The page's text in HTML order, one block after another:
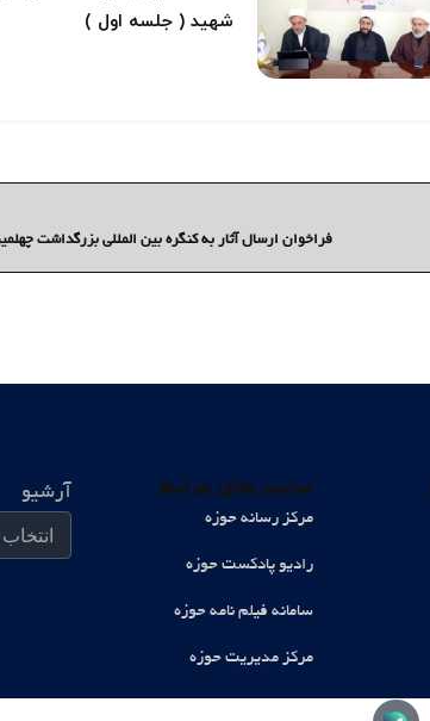
شهید ( جلسه اول )
فراخوان ارسال آثار به کنگره بین المللی بزرگداشت
سایت های مرتبط
مرکز رسانه حوزه
رادیو پادکست حوزه
سامانه فیلم نامه حوزه
مرکز مدیریت حوزه
آرشیو
آرشیو